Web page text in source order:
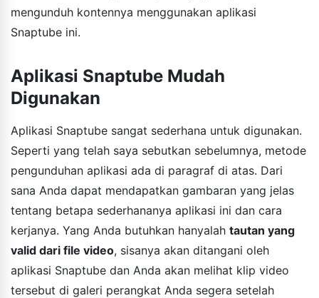
mengunduh kontennya menggunakan aplikasi
Snaptube ini.
Aplikasi Snaptube Mudah
Digunakan
Aplikasi Snaptube sangat sederhana untuk digunakan.
Seperti yang telah saya sebutkan sebelumnya, metode
pengunduhan aplikasi ada di paragraf di atas. Dari
sana Anda dapat mendapatkan gambaran yang jelas
tentang betapa sederhananya aplikasi ini dan cara
kerjanya. Yang Anda butuhkan hanyalah tautan yang
valid dari file video, sisanya akan ditangani oleh
aplikasi Snaptube dan Anda akan melihat klip video
tersebut di galeri perangkat Anda segera setelah